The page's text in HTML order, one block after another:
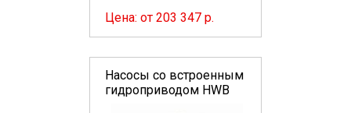
Цена: от 203 347 р.
Насосы со встроенным
гидроприводом HWB